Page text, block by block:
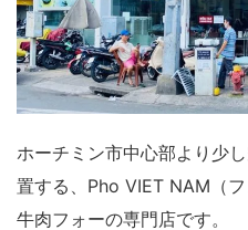
ホーチミン市中心部より少
置する、Pho VIET NAM（フ
牛肉フォーの専門店です。